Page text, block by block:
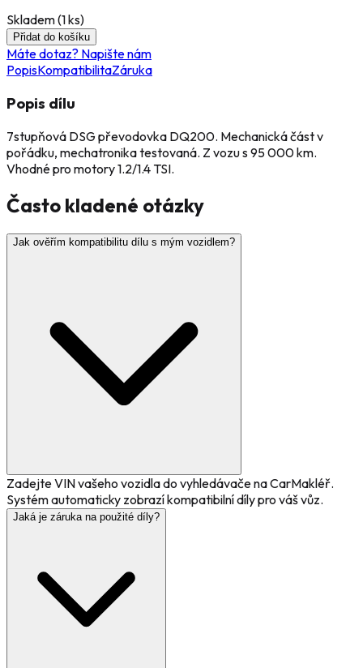
Skladem (1ks)
Přidat do košíku
Máte dotaz? Napište nám
PopisKompatibilitaZáruka
Popis dílu
7stupňová DSG převodovka DQ200. Mechanická část v
pořádku, mechatronika testovaná. Z vozu s 95 000 km.
Vhodné pro motory 1.2/1.4 TSI.
Často kladené otázky
Jak ověřím kompatibilitu dílu s mým vozidlem?
Zadejte VIN vašeho vozidla do vyhledávače na CarMakléř.
Systém automaticky zobrazí kompatibilní díly pro váš vůz.
Jaká je záruka na použité díly?